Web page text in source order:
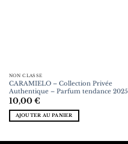
NON CLASSÉ
CARAMIELO – Collection Privée
Authentique – Parfum tendance 2025
10,00€
AJOUTER AU PANIER